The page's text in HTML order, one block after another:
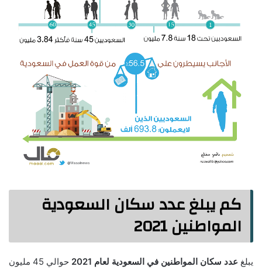
كم يبلغ عدد سكان السعودية
المواطنين 2021
يبلغ عدد سكان المواطنين في السعودية لعام 2021
حوالي 45 مليون